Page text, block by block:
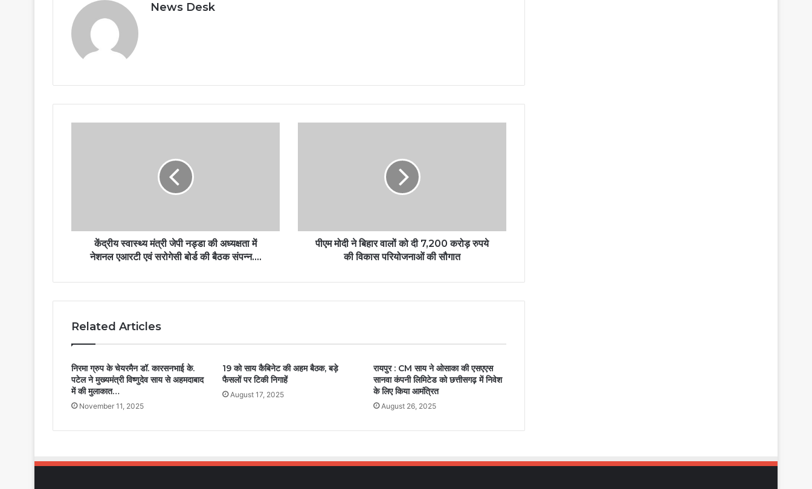
News Desk
केंद्रीय स्वास्थ्य मंत्री जेपी नड्डा की अध्यक्षता में
नेशनल एआरटी एवं सरोगेसी बोर्ड की बैठक संपन्न….
पीएम मोदी ने बिहार वालों को दी 7,200 करोड़ रुपये
की विकास परियोजनाओं की सौगात
Related Articles
निरमा ग्रुप के चेयरमैन डॉ. कारसनभाई के.
पटेल ने मुख्यमंत्री विष्णुदेव साय से अहमदाबाद
में की मुलाकात…
November 11, 2025
19 को साय कैबिनेट की अहम बैठक, बड़े
फैसलों पर टिकी निगाहें
August 17, 2025
रायपुर : CM साय ने ओसाका की एसएएस
सानवा कंपनी लिमिटेड को छत्तीसगढ़ में निवेश
के लिए किया आमंत्रित
August 26, 2025